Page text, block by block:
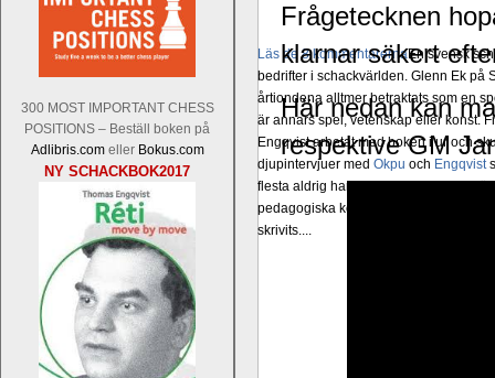
300 MOST IMPORTANT CHESS
POSITIONS – Beställ boken på
Adlibris.comeller Bokus.com
NY SCHACKBOK2017
Läs de 8 kommentarernaEn svensk
bedrifter i schackvärlden. Glenn Ek på
årtiondena alltmer betraktats som en
är annars spel, vetenskap eller konst.
Engqvist arbetat med boken i ur och
djupintervjuer med Okpu och Engqvist
flesta aldrig har sett tidigare. Boken
pedagogiska kommentarer och de
skrivits....
Frågetecknen
klarnar säkert
Här nedan kan
respektive GM